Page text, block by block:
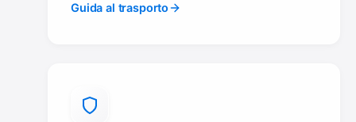
Guida al trasporto